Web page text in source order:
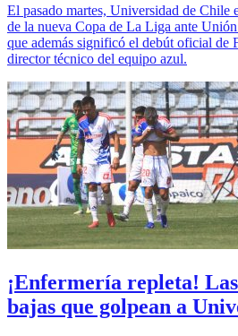
El pasado martes, Universidad de Chile
de la nueva Copa de La Liga ante
que además significó el debút oficial de
director técnico del equipo azul.
¡Enfermería repleta!
bajas que golpean a